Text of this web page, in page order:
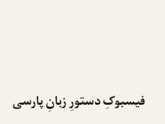
فیسبوکِ دستورِ زبانِ پارسی